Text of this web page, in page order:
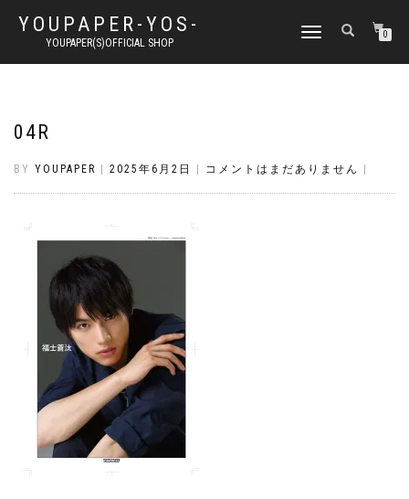
YOUPAPER-YOS-
YOUPAPER(S)OFFICIAL SHOP
ナ
ゲ
り
0
04R
BY YOUPAPER 2025年6月2日 コメントはまだありません